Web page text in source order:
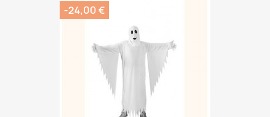
-24,00 €